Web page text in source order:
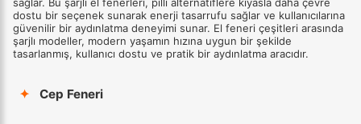
dostu bir seçenek sunarak enerji tasarrufu sağlar ve kullanıcılarına
güvenilir bir aydınlatma deneyimi sunar. El feneri çeşitleri arasında
şarjlı modeller, modern yaşamın hızına uygun bir şekilde
tasarlanmış, kullanıcı dostu ve pratik bir aydınlatma aracıdır.
✦ Cep Feneri